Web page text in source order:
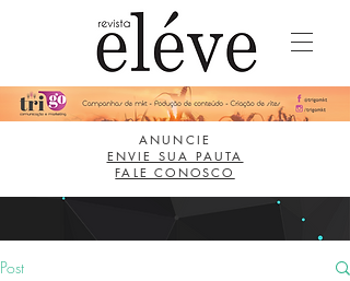
ANUNCIE
ENVIE SUA PAUTA
FALE CONOSCO
Post